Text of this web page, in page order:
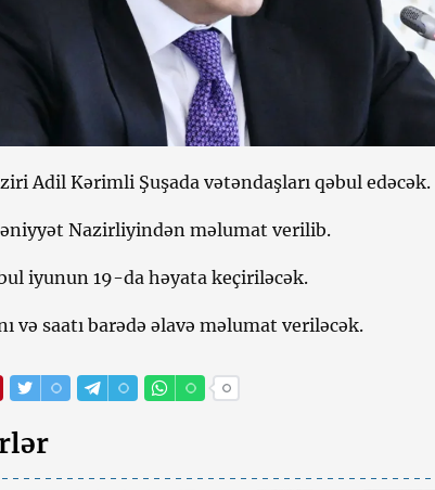
Adil Kərimli Şuşada vətəndaşları qəbul edəcək.
Nazirliyindən məlumat verilib.
iyunun 19-da həyata keçiriləcək.
və saatı barədə əlavə məlumat veriləcək.